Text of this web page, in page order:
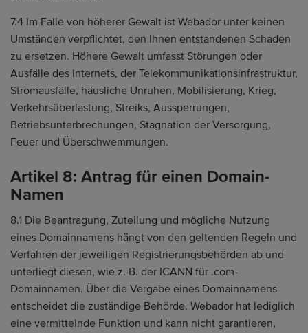
7.4 Im Falle von höherer Gewalt ist Webador unter keinen
Umständen verpflichtet, den Ihnen entstandenen Schaden
zu ersetzen. Höhere Gewalt umfasst Störungen oder
Ausfälle des Internets, der Telekommunikationsinfrastruktur,
Stromausfälle, häusliche Unruhen, Mobilisierung, Krieg,
Verkehrsüberlastung, Streiks, Aussperrungen,
Betriebsunterbrechungen, Stagnation der Versorgung,
Feuer und Überschwemmungen.
Artikel 8: Antrag für einen Domain-
Namen
8.1 Die Beantragung, Zuteilung und mögliche Nutzung
eines Domainnamens hängt von den geltenden Regeln und
Verfahren der jeweiligen Registrierungsbehörden ab und
unterliegt diesen, wie z. B. der ICANN für .com-
Domainnamen. Über die Vergabe eines Domainnamens
entscheidet die zuständige Behörde. Webador hat lediglich
eine vermittelnde Funktion und kann nicht garantieren,